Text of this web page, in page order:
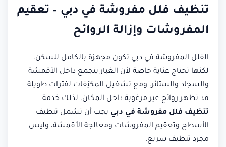
تنظيف فلل مفروشة في دبي – تعقيم
المفروشات وإزالة الروائح
الفلل المفروشة في دبي تكون مجهزة بالكامل للسكن،
لكنها تحتاج عناية خاصة لأن الغبار يتجمع داخل الأقمشة
والسجاد والستائر. ومع تشغيل المكيّفات لفترات طويلة
قد تظهر روائح غير مرغوبة داخل المكان. لذلك خدمة
تنظيف فلل مفروشة في دبي يجب أن تشمل تنظيف
الأسطح وتعقيم المفروشات ومعالجة الأقمشة، وليس
مجرد تنظيف سريع.